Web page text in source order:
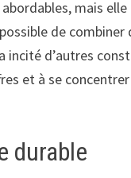
mais
de
incité d’autres
et à se
durable